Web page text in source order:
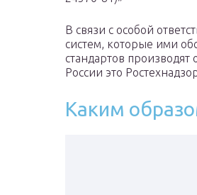
В связи с особой
систем, которые ими
стандартов
России это
Каким